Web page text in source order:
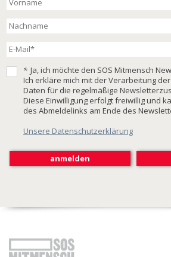
* Ja, ich möchte den SOS Mitmensch
Ich erkläre mich mit der Verarbeitung
Daten für die regelmäßige
Diese Einwilligung erfolgt freiwillig und
des Abmeldelinks am Ende des
Unsere Datenschutzerklärung